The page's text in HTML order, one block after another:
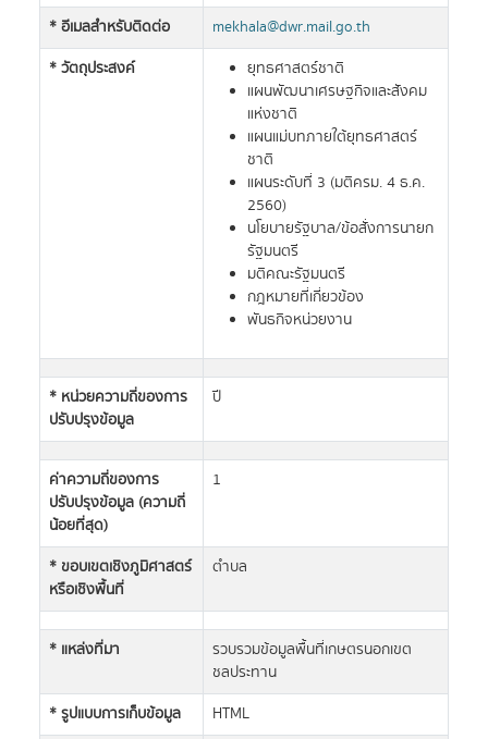
* อีเมลสำหรับติดต่อ
mekhala@dwr.mail.go.th
* วัตถุประสงค์
ยุทธศาสตร์ชาติ
แผนพัฒนาเศรษฐกิจและสังคม
แห่งชาติ
แผนแม่บทภายใต้ยุทธศาสตร์
ชาติ
แผนระดับที่ 3 (มติครม. 4 ธ.ค.
2560)
นโยบายรัฐบาล/ข้อสั่งการนายก
รัฐมนตรี
มติคณะรัฐมนตรี
กฎหมายที่เกี่ยวข้อง
พันธกิจหน่วยงาน
* หน่วยความถี่ของการ
ปรับปรุงข้อมูล
ปี
ค่าความถี่ของการ
ปรับปรุงข้อมูล (ความถี่
น้อยที่สุด)
1
* ขอบเขตเชิงภูมิศาสตร์
หรือเชิงพื้นที่
ตำบล
* แหล่งที่มา
รวบรวมข้อมูลพื้นที่เกษตรนอกเขต
ชลประทาน
* รูปแบบการเก็บข้อมูล
HTML